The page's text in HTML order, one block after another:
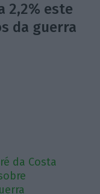
2,2% este
da guerra
da Costa